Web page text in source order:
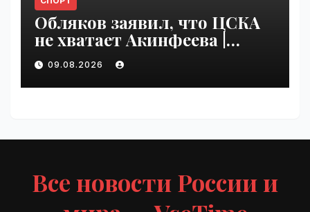
Обляков заявил, что ЦСКА
не хватает Акинфеева |
VseTime.ru
09.08.2026
Все новости России и